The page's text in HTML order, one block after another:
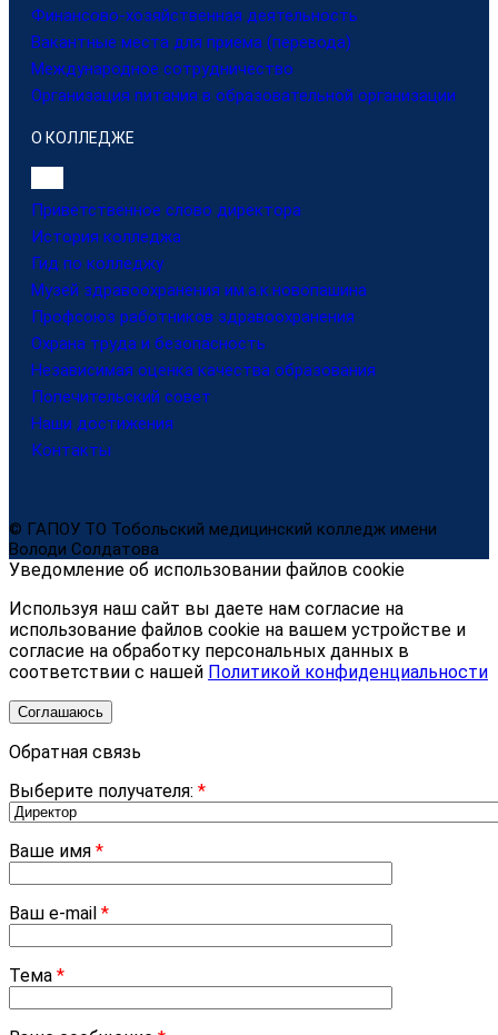
Финансово-хозяйственная деятельность
Вакантные места для приема (перевода)
Международное сотрудничество
Организация питания в образовательной организации
О КОЛЛЕДЖЕ
Приветственное слово директора
История колледжа
Гид по колледжу
Музей здравоохранения им.а.к.новопашина
Профсоюз работников здравоохранения
Охрана труда и безопасность
Независимая оценка качества образования
Попечительский совет
Наши достижения
Контакты
© ГАПОУ ТО Тобольский медицинский колледж имени
Володи Солдатова
Уведомление об использовании файлов cookie
Используя наш сайт вы даете нам согласие на
использование файлов cookie на вашем устройстве и
согласие на обработку персональных данных в
соответствии с нашей Политикой конфиденциальности
Соглашаюсь
Обратная связь
Выберите получателя: *
Ваше имя *
Ваш e-mail *
Тема *